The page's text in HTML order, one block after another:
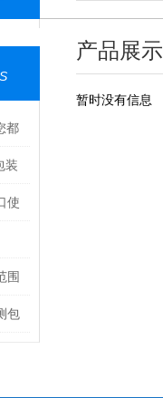
都
装
使
围
包
产品展示
暂时没有信息